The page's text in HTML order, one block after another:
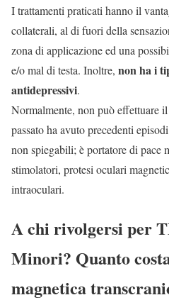
I trattamenti praticati hanno il
collaterali, al di fuori della
zona di applicazione ed una
e/o mal di testa. Inoltre, non ha i
antidepressivi.
Normalmente, non può effettuare
passato ha avuto precedenti
non spiegabili; è portatore di pace
stimolatori, protesi oculari
intraoculari.
A chi rivolgersi per
Minori? Quanto
magnetica